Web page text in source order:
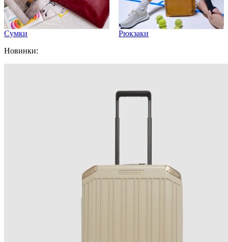
Сумки
Рюкзаки
Новинки: